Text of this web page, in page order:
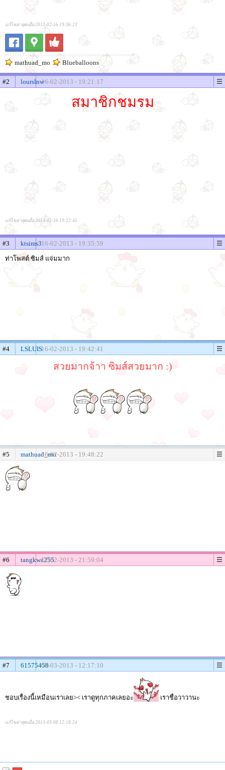
แก้ไขล่าสุดเมื่อ 2013-02-16 19:36:23
mathuad_mo Blueballoons
#2 lourslnw16-02-2013 - 19:21:17
สมาชิกชมรม
แก้ไขล่าสุดเมื่อ 2013-02-16 19:22:45
#3 ktsims316-02-2013 - 19:35:59
ท่าโพสต์ ซิมส์ แจ่มมาก
#4 LSLUIS16-02-2013 - 19:42:41
สวยมากจ้าา ซิมส์สวยมาก :)
#5 mathuad_mo16-02-2013 - 19:48:22
#6 tangkwa25517-02-2013 - 21:59:04
#7 6157545808-03-2013 - 12:17:10
ชอบเรื่องนี้เหมือนเราเลย>< เราดูทุกภาคเลยอะ เราชื่อวาวานะ
แก้ไขล่าสุดเมื่อ 2013-03-08 12:18:24